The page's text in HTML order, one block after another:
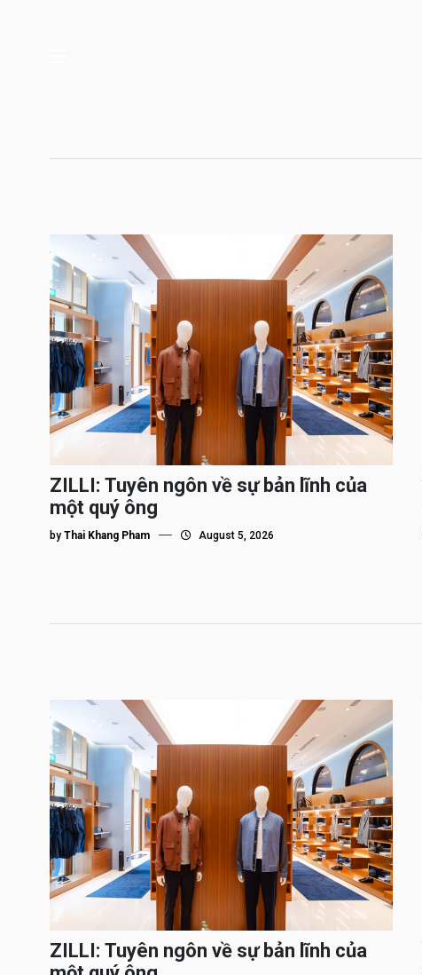
ZILLI: Tuyên ngôn về sự bản lĩnh của
một quý ông
by Thai Khang Pham August 5, 2026
ZILLI: Tuyên ngôn về sự bản lĩnh của